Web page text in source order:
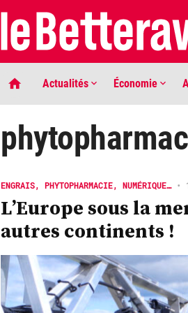
Actualités Économie
Phaco quand tu nous tiens …
ENGRAIS, PHYTOPHARMACIE, NUMÉRIQUE… •
L’Europe sous la
autres continents !